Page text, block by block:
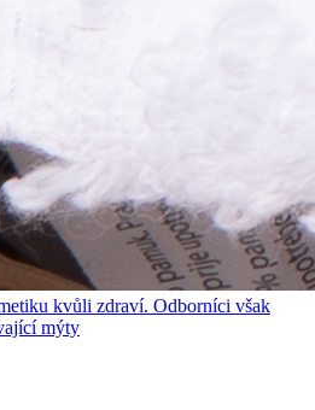
kvůli zdraví. Odborníci však
mýty